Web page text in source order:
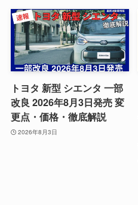
トヨタ 新型 シエンタ 一部
改良 2026年8月3日発売 変
更点・価格・徹底解説
2026年8月3日